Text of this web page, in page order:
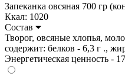
Запеканка овсяная 700 гр
Ккал: 1020
Состав
Творог, овсяные хлопья,
содержит: белков - 6,3 г .,
Энергетическая ценность -